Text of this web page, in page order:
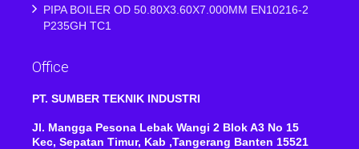
PIPA BOILER OD 50.80X3.60X7.000MM EN10216-2
P235GH TC1
Office
PT. SUMBER TEKNIK INDUSTRI
Jl. Mangga Pesona Lebak Wangi 2 Blok A3 No 15
Kec, Sepatan Timur, Kab ,Tangerang Banten 15521